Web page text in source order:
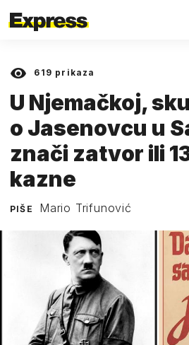
619 prikaza
U Njemačkoj,
o Jasenovcu u
znači zatvor ili
kazne
PIŠE Mario Trifunović